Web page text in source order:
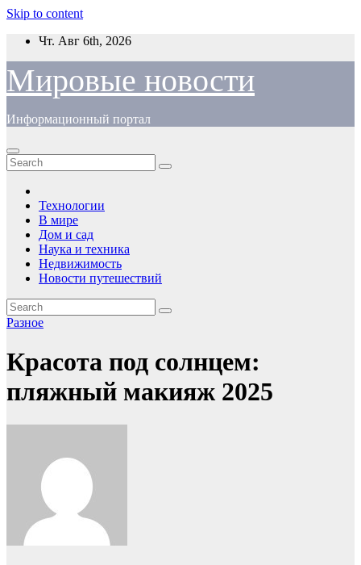
Skip to content
Чт. Авг 6th, 2026
Мировые новости
Информационный портал
Технологии
В мире
Дом и сад
Наука и техника
Недвижимость
Новости путешествий
Разное
Красота под солнцем:
пляжный макияж 2025